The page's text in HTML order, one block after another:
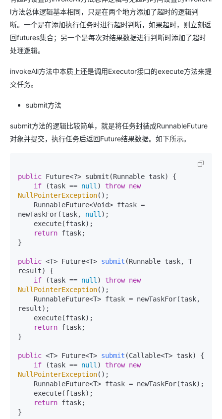
l方法总体逻辑基本相同，只是在两个地方添加了超时的逻辑判
断。一个是在添加执行任务时进行超时判断，如果超时，则立刻返
回futures集合；另一个是每次对结果数据进行判断时添加了超时
处理逻辑。
invokeAll方法中本质上还是调用Executor接口的execute方法来提
交任务。
submit方法
submit方法的逻辑比较简单，就是将任务封装成RunnableFuture
对象并提交，执行任务后返回Future结果数据。如下所示。
public Future<?> submit(Runnable task) {
if (task == null ) throw new
NullPointerException();
newTaskFor(task, null );
return ftask;
}
public <T> Future<T> submit (Runnable task, T
result)
{
if (task == null ) throw new
NullPointerException();
result);
return ftask;
}
public <T> Future<T> submit (Callable<T> task)
{
if (task == null ) throw new
NullPointerException();
return ftask;
}